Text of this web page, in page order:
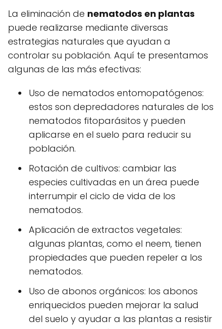
La eliminación de nematodos en plantas
puede realizarse mediante diversas
estrategias naturales que ayudan a
controlar su población. Aquí te presentamos
algunas de las más efectivas:
Uso de nematodos entomopatógenos:
estos son depredadores naturales de los
nematodos fitoparásitos y pueden
aplicarse en el suelo para reducir su
población.
Rotación de cultivos: cambiar las
especies cultivadas en un área puede
interrumpir el ciclo de vida de los
nematodos.
Aplicación de extractos vegetales:
algunas plantas, como el neem, tienen
propiedades que pueden repeler a los
nematodos.
Uso de abonos orgánicos: los abonos
enriquecidos pueden mejorar la salud
del suelo y ayudar a las plantas a resistir